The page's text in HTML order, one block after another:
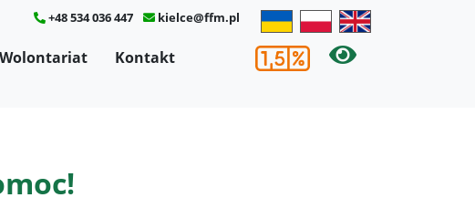
+48 534 036 447 kielce@ffm.pl
Wolontariat Kontakt